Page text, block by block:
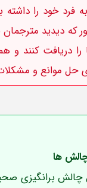
فرد خود را
که دیدید
را دریافت کنند
حل موانع و
ها
چالش برانگیزی